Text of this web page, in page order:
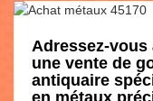
Adressez-
une vente de
antiquaire
en métaux